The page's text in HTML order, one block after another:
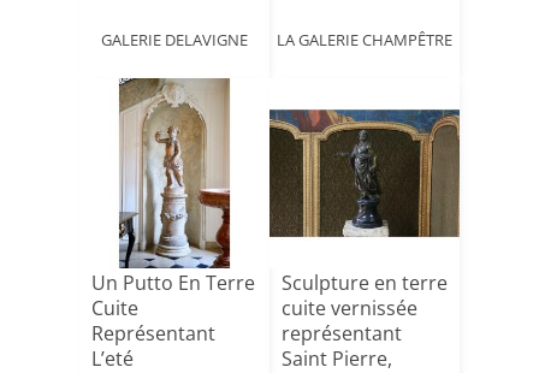
GALERIE DELAVIGNE LA GALERIE CHAMPÊTRE
Un Putto En Terre
Cuite
Représentant
L’eté
Sculpture en terre
cuite vernissée
représentant
Saint Pierre,